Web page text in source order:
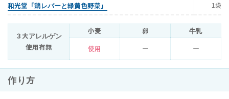
和光堂「鶏レバーと緑黄色野菜」 1袋
３大アレルゲン
使用有無
小麦 卵
牛乳
使用
ー ー
作り方